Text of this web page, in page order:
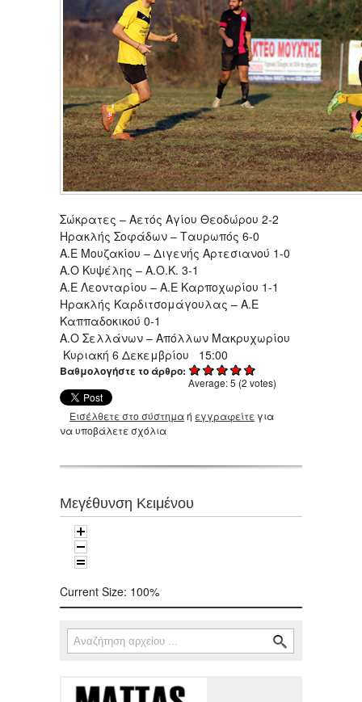
Σώκρατες – Αετός Αγίου Θεοδώρου 2-2
Ηρακλής Σοφάδων – Ταυρωπός 6-0
Α.Ε Μουζακίου – Διγενής Αρτεσιανού 1-0
Α.Ο Κυψέλης – Α.Ο.Κ. 3-1
Α.Ε Λεονταρίου – Α.Ε Καρποχωρίου 1-1
Ηρακλής Καρδιτσομάγουλας – Α.Ε
Καππαδοκικού 0-1
Α.Ο Σελλάνων – Απόλλων Μακρυχωρίου
Κυριακή 6 Δεκεμβρίου 15:00
Βαθμολογήστε το άρθρο:
Average:5 (2 votes)
Εισέλθετε στο σύστημαή εγγραφείτε για
να υποβάλετε σχόλια
Μεγέθυνση Κειμένου
Current Size: 100%
Φόρμα αναζήτησης
Αναζήτηση